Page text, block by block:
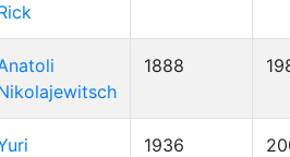
1888
1936